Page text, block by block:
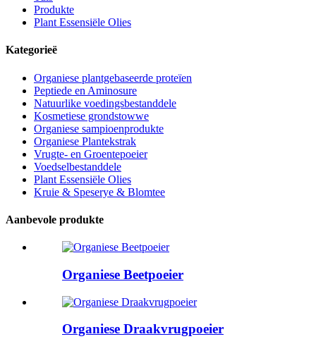
Produkte
Plant Essensiële Olies
Kategorieë
Organiese plantgebaseerde proteïen
Peptiede en Aminosure
Natuurlike voedingsbestanddele
Kosmetiese grondstowwe
Organiese sampioenprodukte
Organiese Plantekstrak
Vrugte- en Groentepoeier
Voedselbestanddele
Plant Essensiële Olies
Kruie & Speserye & Blomtee
Aanbevole produkte
Organiese Beetpoeier
Organiese Draakvrugpoeier